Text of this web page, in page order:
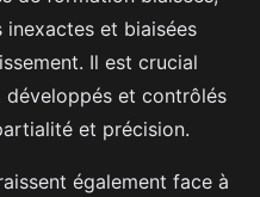
et biaisées
Il est crucial
développés et contrôlés
et précision.
également face à